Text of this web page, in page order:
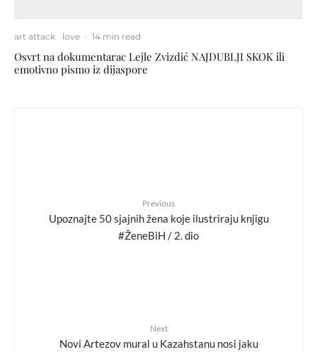
art attack love · 14 min read
Osvrt na dokumentarac Lejle Zvizdić NAJDUBLJI SKOK ili
emotivno pismo iz dijaspore
Previous
Upoznajte 50 sjajnih žena koje ilustriraju knjigu
#ŽeneBiH / 2. dio
Next
Novi Artezov mural u Kazahstanu nosi jaku